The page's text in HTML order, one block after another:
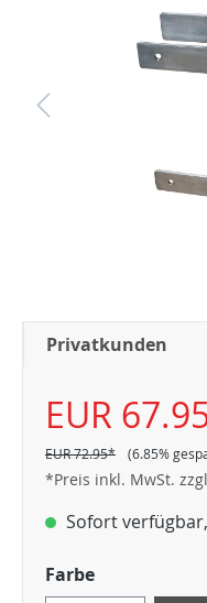
Privatkunden
EUR
EUR 72.95* (6.85%
*Preis inkl. MwSt.
Sofort
Farbe